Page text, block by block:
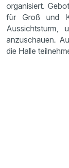
organisiert.
für Groß und
anzuschauen.
die Halle